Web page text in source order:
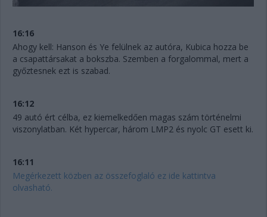
16:16
Ahogy kell: Hanson és Ye felülnek az autóra, Kubica hozza be
a csapattársakat a bokszba. Szemben a forgalommal, mert a
győztesnek ezt is szabad.
16:12
49 autó ért célba, ez kiemelkedően magas szám történelmi
viszonylatban. Két hypercar, három LMP2 és nyolc GT esett ki.
16:11
Megérkezett közben az összefoglaló ez ide kattintva
olvasható.